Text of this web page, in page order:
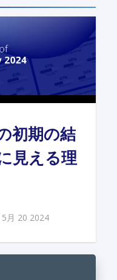
初期の結
見える理
5月 20 2024